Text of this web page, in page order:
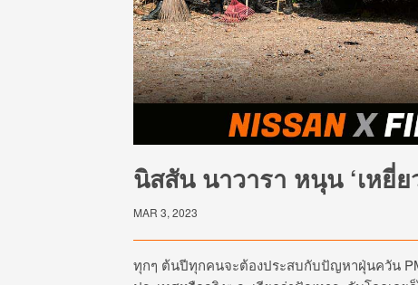
นิสสัน นาวารา หนุน ‘เหยี่
MAR 3, 2023
ทุกๆ ต้นปีทุกคนจะต้องประสบกับปัญหาฝุ่นควัน